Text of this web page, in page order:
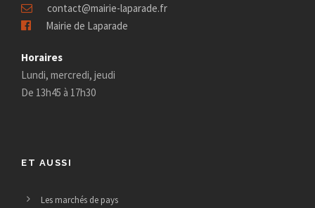
contact@mairie-laparade.fr
Mairie de Laparade
Horaires
Lundi, mercredi, jeudi
De 13h45 à 17h30
ET AUSSI
Les marchés de pays